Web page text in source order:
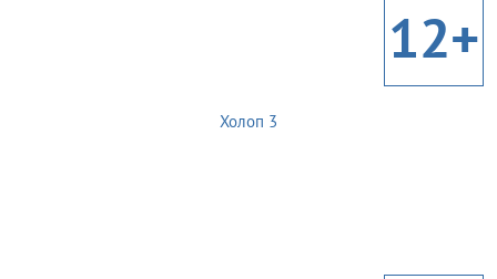
12+
Холоп 3